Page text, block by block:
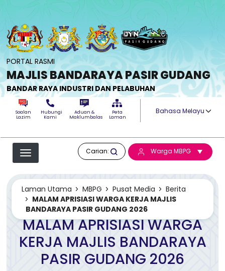
PORTAL RASMI
MAJLIS BANDARAYA PASIR GUDANG
BANDAR RAYA INDUSTRI DAN PELABUHAN
Soalan
Lazim
Hubungi
Kami
Aduan &
Maklumbalas
Peta
Laman
Select your
Carian: Warga MBPG
Laman Utama MBPG Pusat Media
Berita
MALAM APRISIASI WARGA KERJA MAJLIS
BANDARAYA PASIR GUDANG 2026
MALAM APRISIASI WARGA
KERJA MAJLIS BANDARAYA
PASIR GUDANG 2026